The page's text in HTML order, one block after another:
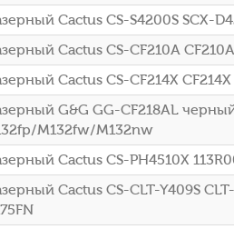
Cactus CS-S4200S SCX-
Cactus CS-CF210A
Cactus CS-CF214X
G&G GG-CF218AL
M132fw/M132nw
Cactus CS-PH4510X
Cactus CS-CLT-Y409S